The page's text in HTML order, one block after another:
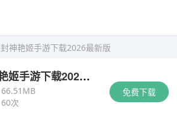
封神艳姬手游下载2026最新版
免费下载
66.51MB
60次
封神艳姬手游下载2026最新版